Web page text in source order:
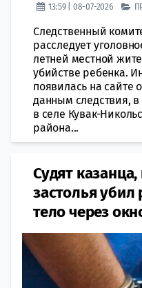
13:59 | 08-07-2026
Следственный
расследует
летней местной
убийстве ребенка.
появилась на сайте
данным следствия,
в селе Кувак-
района...
Судят
застолья
тело через